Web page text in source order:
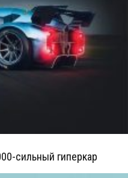
сильный гиперкар